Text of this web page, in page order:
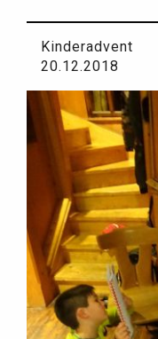
Kinderadvent
20.12.2018